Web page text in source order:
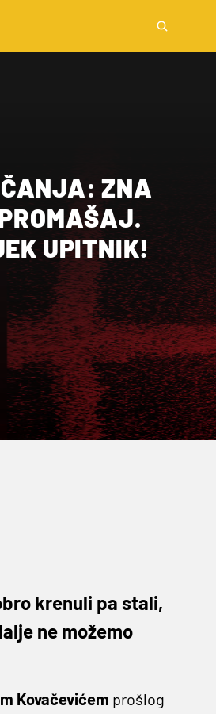
ZNA
UPITNIK!
krenuli pa stali,
ne možemo
Kovačevićem prošlog